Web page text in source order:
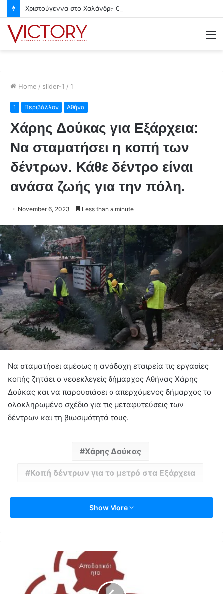
Home / slider-1 / 1
1 Περιβάλλον Αθήνα
Χάρης Δούκας για Εξάρχεια:
Να σταματήσει η κοπή των
δέντρων. Κάθε δέντρο είναι
ανάσα ζωής για την πόλη.
November 6, 2023 Less than a minute
Να σταματήσει αμέσως η ανάδοχη εταιρεία τις εργασίες
κοπής ζητάει ο νεοεκλεγείς δήμαρχος Αθήνας Χάρης
Δούκας και να παρουσιάσει ο απερχόμενος δήμαρχος το
ολοκληρωμένο σχέδιο για τις μεταφυτεύσεις των
δέντρων και τη βιωσιμότητά τους.
Χάρης Δούκας
Κοπή δέντρων για το μετρό στα Εξάρχεια
Show More